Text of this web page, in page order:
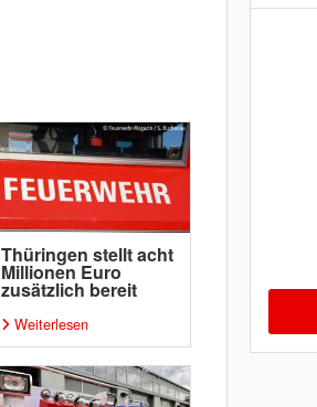
Thüringen stellt acht
Millionen Euro
zusätzlich bereit
Weiterlesen